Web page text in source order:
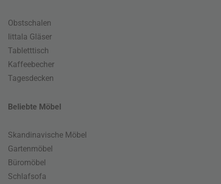
Obstschalen
Iittala Gläser
Tabletttisch
Kaffeebecher
Tagesdecken
Beliebte Möbel
Skandinavische Möbel
Gartenmöbel
Büromöbel
Schlafsofa